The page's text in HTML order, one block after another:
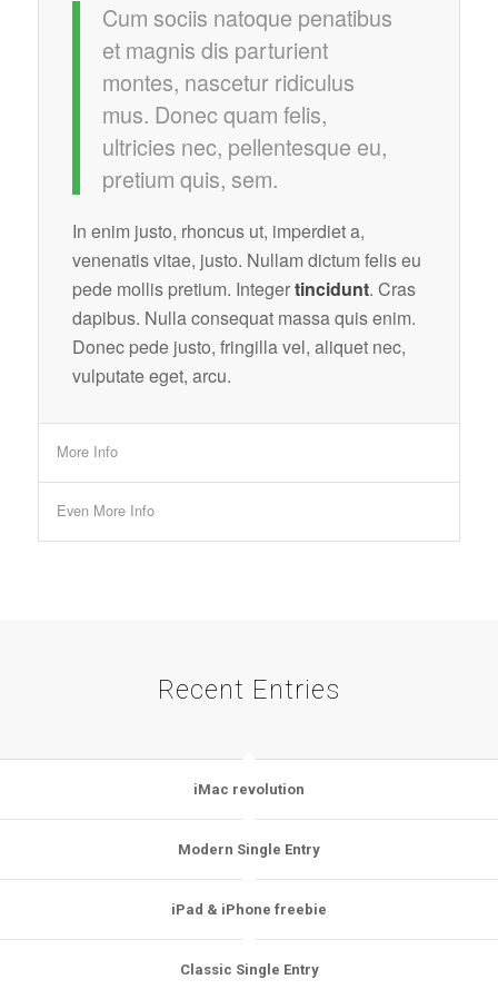
Cum sociis natoque penatibus
et magnis dis parturient
montes, nascetur ridiculus
mus. Donec quam felis,
ultricies nec, pellentesque eu,
pretium quis, sem.
In enim justo, rhoncus ut, imperdiet a,
venenatis vitae, justo. Nullam dictum felis eu
pede mollis pretium. Integertincidunt. Cras
dapibus. Nulla consequat massa quis enim.
Donec pede justo, fringilla vel, aliquet nec,
vulputate eget, arcu.
More Info
Even More Info
Recent Entries
iMac revolution
Modern Single Entry
iPad & iPhone freebie
Classic Single Entry